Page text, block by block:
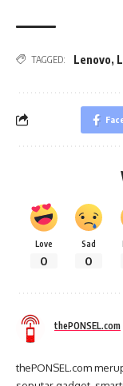
TAGGED: Lenovo,
Love
0
Sad
0
thePONSEL.com
thePONSEL.com